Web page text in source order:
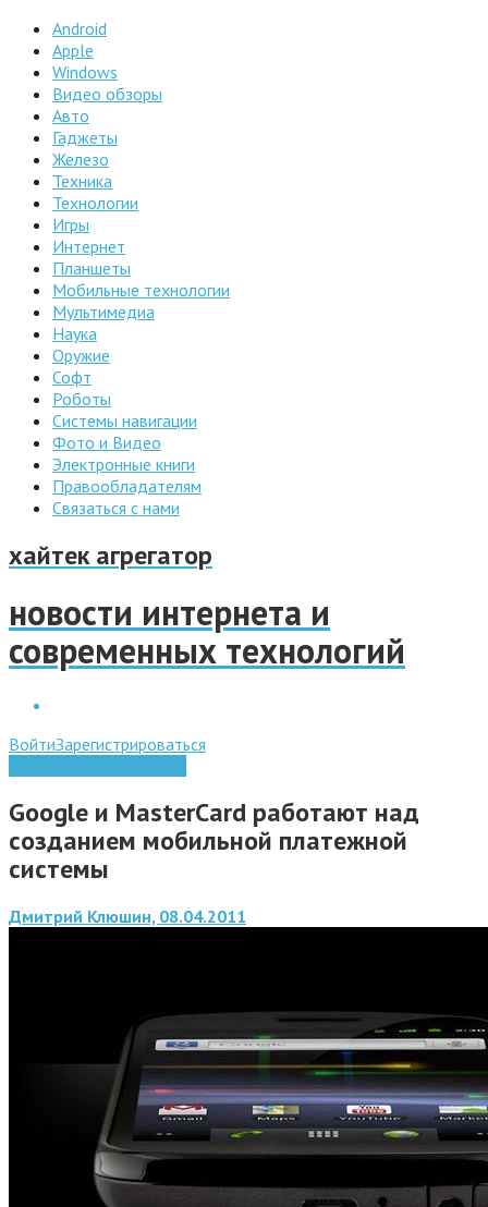
Android
Apple
Windows
Видео обзоры
Авто
Гаджеты
Железо
Техника
Технологии
Игры
Интернет
Планшеты
Мобильные технологии
Мультимедиа
Наука
Оружие
Софт
Роботы
Системы навигации
Фото и Видео
Электронные книги
Правообладателям
Связаться с нами
хайтек агрегатор
новости интернета и
современных технологий
ВойтиЗарегистрироваться
Google и MasterCard работают над
созданием мобильной платежной
системы
Дмитрий Клюшин, 08.04.2011